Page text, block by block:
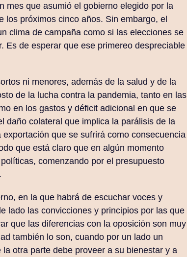
mes que asumió el gobierno elegido por la
los próximos cinco años. Sin embargo, el
clima de campaña como si las elecciones se
Es de esperar que ese primereo despreciable
ni menores, además de la salud y de la
de la lucha contra la pandemia, tanto en las
en los gastos y déficit adicional en que se
daño colateral que implica la parálisis de la
que se sufrirá como consecuencia
que está claro que en algún momento
comenzando por el presupuesto
en la que habrá de escuchar voces y
lado las convicciones y principios por las que
que las diferencias con la oposición son muy
también lo son, cuando por un lado un
otra parte debe proveer a su bienestar y a